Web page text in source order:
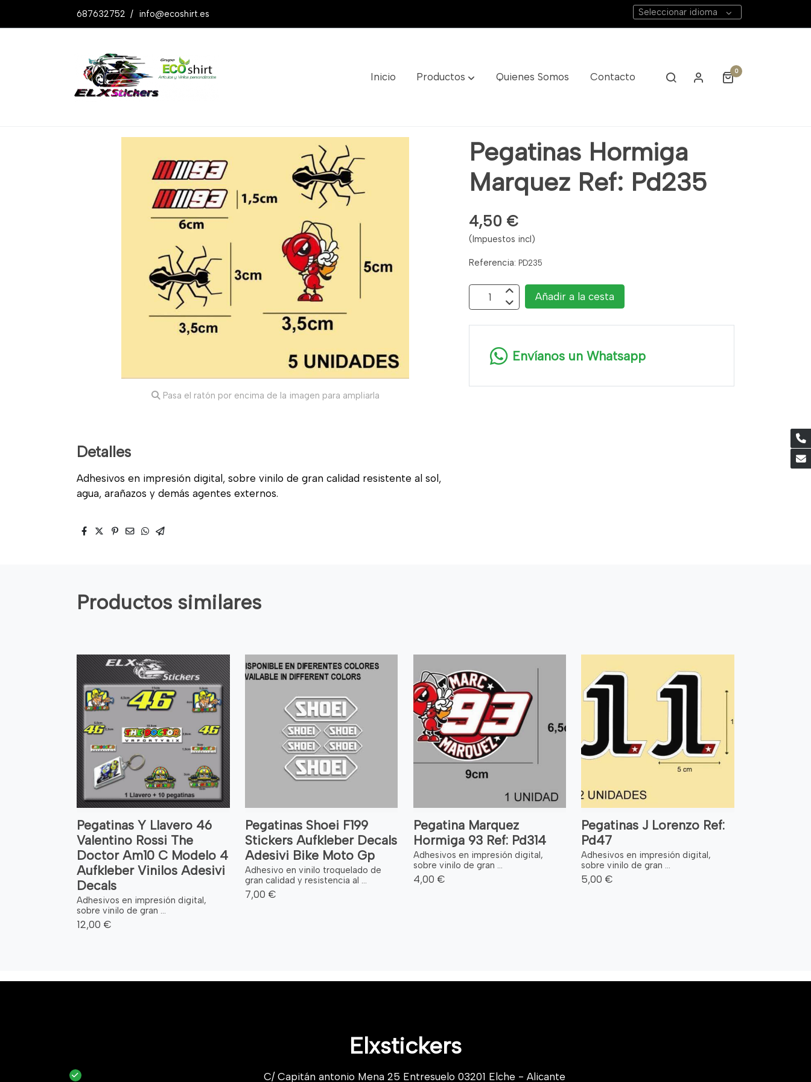
687632752 / info@ecoshirt.es Seleccionar idioma
Inicio Productos Quienes Somos Contacto 0
Productos Pegatinas Hormiga Marquez Ref: Pd235
Pasa el ratón por encima de la imagen para ampliarla
Detalles
Adhesivos en impresión digital, sobre vinilo de gran calidad resistente al sol,
agua, arañazos y demás agentes externos.
Pegatinas Hormiga
Marquez Ref: Pd235
4,50 €
(Impuestos incl)
Referencia: PD235
Añadir a la cesta
Envíanos un Whatsapp
Productos similares
Pegatinas Y Llavero 46
Valentino Rossi The
Doctor Am10 C Modelo 4
Aufkleber Vinilos Adesivi
Decals
Adhesivos en impresión digital,
sobre vinilo de gran ...
12,00 €
Pegatinas Shoei F199
Stickers Aufkleber Decals
Adesivi Bike Moto Gp
Adhesivo en vinilo troquelado de
gran calidad y resistencia al ...
7,00 €
Pegatina Marquez
Hormiga 93 Ref: Pd314
Adhesivos en impresión digital,
sobre vinilo de gran ...
4,00 €
Pegatinas J Lorenzo Ref:
Pd47
Adhesivos en impresión digital,
sobre vinilo de gran ...
5,00 €
Elxstickers
C/ Capitán antonio Mena 25 Entresuelo 03201 Elche - Alicante